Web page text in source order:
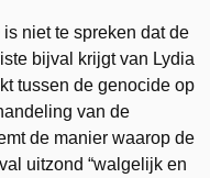
is niet te spreken dat de
bijval krijgt van Lydia
tussen de genocide op
van de
de manier waarop de
uitzond “walgelijk en